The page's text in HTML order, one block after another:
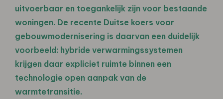
uitvoerbaar en toegankelijk zijn voor bestaande
woningen. De recente Duitse koers voor
gebouwmodernisering is daarvan een duidelijk
voorbeeld: hybride verwarmingssystemen
krijgen daar expliciet ruimte binnen een
technologie open aanpak van de
warmtetransitie.